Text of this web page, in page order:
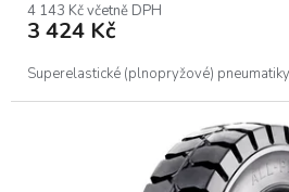
4 143 Kč včetně DPH
3 424 Kč
Superelastické (plnopryžové)